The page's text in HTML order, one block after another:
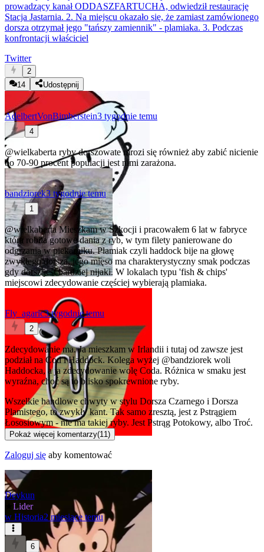
prowadzący kanał ODDASZFARTUCHA, odwiedził restaurację
Stacja Jastarnia. 2. Na miejscu okazało się, że zamiast zamówionego
dorsza otrzymał jego "tańszy zamiennik" - plamiaka. 3. Podczas
konfrontacji właściciel
Twitter
2
14
Udostępnij
AdelbertVonBimberstein3 tygodnie temu
4
@wielkaberta ryby dorszowate mrozi się również aby zabić nicienie
bo 70-90 procent populacji jest nimi zarażona.
bandziorek3 tygodnie temu
1
@wielkabertaMieszkam w Szkocji i pracowałem 6 lat w fabryce
która robiła gotowe dania z ryb, w tym filety panierowane do
odgrzania w piekarniku. Plamiak czyli haddock bije na głowę
zwykłego dorsza, jego mięso ma charakterystyczny smak podczas
gdy dorsz jest bardziej nijaki. W lokalach typu 'fish & chips'
miejscowi zdecydowanie częściej wybierają plamiaka.
Fly_agaric3 tygodnie temu
2
Zdecydowanie ma. Ja mieszkam w Irlandii i tutaj od zawsze jest
podział na Cod i Haddock. Kolega wyżej @bandziorek woli
Haddocka, a ja zdecydowanie wolę Coda. Różnica w smaku jest
wyraźna, choć są to blisko spokrewnione ryby.
Wszelkie handlowe chwyty w stylu Dorsza Czarnego i Dorsza
Plamistego, to zwykły kant. Tak samo zresztą, jest z Pstrągiem
Łososiowym - nie ma takiej ryby. Jest Pstrąg Potokowy, albo Troć.
Pokaż więcej komentarzy(11)
Zaloguj się aby komentować
Deykun
Lider
w Historia2 miesiące temu
6